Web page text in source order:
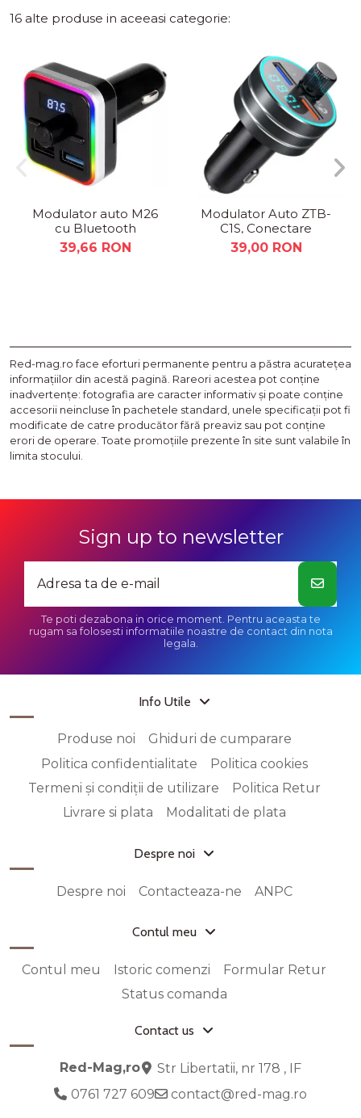
16 alte produse in aceeasi categorie:
Modulator auto M26
cu Bluetooth
39,66 RON
Modulator Auto ZTB-
C1S, Conectare
Bluetooth 5.0
39,00 RON
Red-mag.ro face eforturi permanente pentru a păstra acurateţea
informaţiilor din acestă pagină. Rareori acestea pot conţine
inadvertenţe: fotografia are caracter informativ şi poate conţine
accesorii neincluse în pachetele standard, unele specificaţii pot fi
modificate de catre producător fără preaviz sau pot conţine
erori de operare. Toate promoţiile prezente în site sunt valabile în
limita stocului.
Sign up to newsletter
Te poti dezabona in orice moment. Pentru aceasta te
rugam sa folosesti informatiile noastre de contact din nota
legala.
Info Utile
Produse noi
Ghiduri de cumparare
Politica confidentialitate
Politica cookies
Termeni și condiții de utilizare
Politica Retur
Livrare si plata
Modalitati de plata
Despre noi
Despre noi Contacteaza-ne ANPC
Contul meu
Contul meu Istoric comenzi
Formular Retur
Status comanda
Contact us
Red-Mag,ro
Str Libertatii, nr 178 , IF
0761 727 609
contact@red-mag.ro